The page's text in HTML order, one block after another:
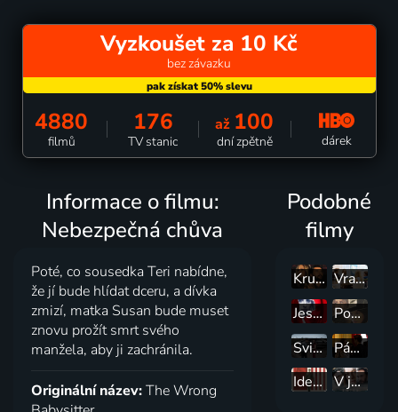
Vyzkoušet za 10 Kč
bez závazku
4880
filmů
176
TV stanic
až 100
dní zpětně dárek
Informace o filmu:
Nebezpečná chůva
Poté, co sousedka Teri nabídne,
že jí bude hlídat dceru, a dívka
zmizí, matka Susan bude muset
znovu prožít smrt svého
manžela, aby ji zachránila.
Originální název:The Wrong
Podobné
filmy
Kruh podvodu
Vražedná dvojnice
Jestli se ztratím
Podnájemník
Sviňa
Pán Bezchybný
Idealista
V jeho rukách